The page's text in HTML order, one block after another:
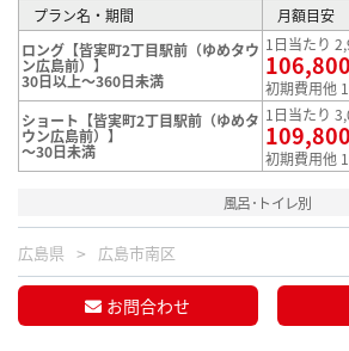
プラン名・期間
月額目安
ロング【皆実町2丁目駅前（ゆめタウ
ン広島前）】
30日以上～360日未満
1日当たり
106,800
初期費用他
ショート【皆実町2丁目駅前（ゆめタ
ウン広島前）】
～30日未満
1日当たり
109,800
初期費用他
風呂･トイレ別
広島県 広島市南区
お問合わせ